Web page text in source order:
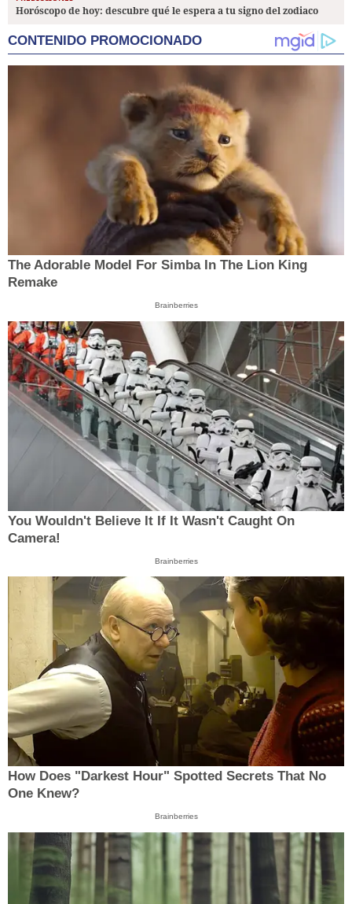
Horóscopo de hoy: descubre qué le espera a tu signo del zodiaco
CONTENIDO PROMOCIONADO
The Adorable Model For Simba In The Lion King
Remake
Brainberries
You Wouldn't Believe It If It Wasn't Caught On
Camera!
Brainberries
How Does "Darkest Hour" Spotted Secrets That No
One Knew?
Brainberries